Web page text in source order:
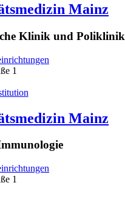
Mainz
Klinik und Poliklinik
1
Mainz
1